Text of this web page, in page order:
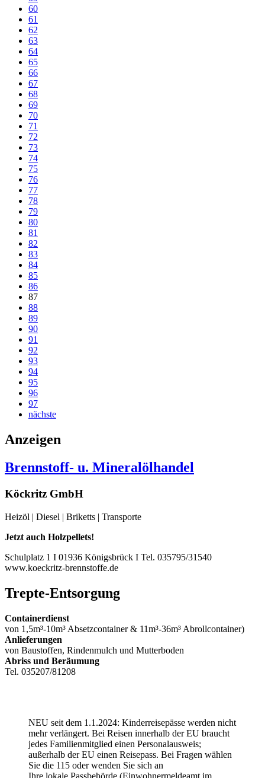
60
61
62
63
64
65
66
67
68
69
70
71
72
73
74
75
76
77
78
79
80
81
82
83
84
85
86
87
88
89
90
91
92
93
94
95
96
97
nächste
Anzeigen
Brennstoff- u. Mineralölhandel
Köckritz GmbH
Heizöl | Diesel | Briketts | Transporte
Jetzt auch Holzpellets!
Schulplatz 1 I 01936 Königsbrück I Tel. 035795/31540
www.koeckritz-brennstoffe.de
Trepte-Entsorgung
Containerdienst
von 1,5m³-10m³ Absetzcontainer & 11m³-36m³ Abrollcontainer)
Anlieferungen
von Baustoffen, Rindenmulch und Mutterboden
Abriss und Beräumung
Tel. 035207/81208
NEU seit dem 1.1.2024: Kinderreisepässe werden nicht
mehr verlängert. Bei Reisen innerhalb der EU braucht
jedes Familienmitglied einen Personalausweis;
außerhalb der EU einen Reisepass. Bei Fragen wählen
Sie die 115 oder wenden Sie sich an
Ihre lokale Passbehörde (Einwohnermeldeamt im